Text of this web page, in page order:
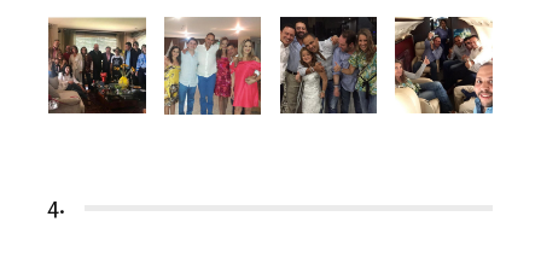
4.